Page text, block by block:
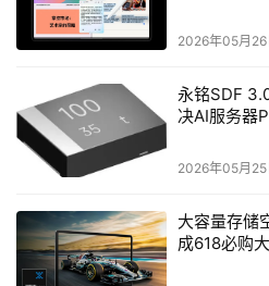
2026年05月
永铭SDF
决AI服务器
2026年05月
大容量存储
成618必购